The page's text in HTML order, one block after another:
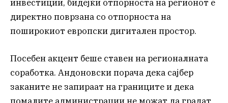
инвестиции, бидејќи отпорноста на регионот е
директно поврзана со отпорноста на
поширокиот европски дигитален простор.
Посебен акцент беше ставен на регионалната
соработка. Андоновски порача дека сајбер
заканите не запираат на границите и дека